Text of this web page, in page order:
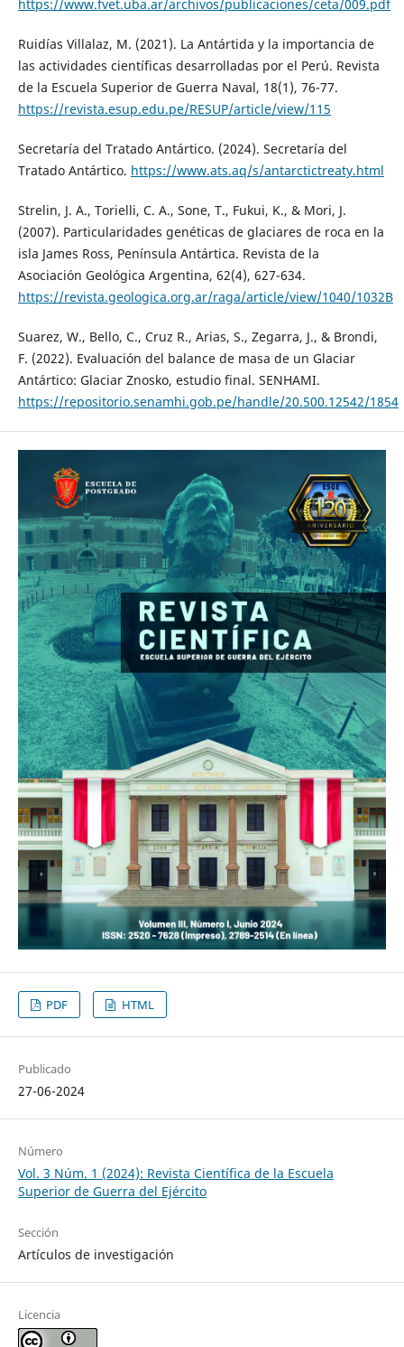
https://www.fvet.uba.ar/archivos/publicaciones/ceta/009.pdf
Ruidías Villalaz, M. (2021). La Antártida y la importancia de
las actividades científicas desarrolladas por el Perú. Revista
de la Escuela Superior de Guerra Naval, 18(1), 76-77.
https://revista.esup.edu.pe/RESUP/article/view/115
Secretaría del Tratado Antártico. (2024). Secretaría del
Tratado Antártico. https://www.ats.aq/s/antarctictreaty.html
Strelin, J. A., Torielli, C. A., Sone, T., Fukui, K., & Mori, J.
(2007). Particularidades genéticas de glaciares de roca en la
isla James Ross, Península Antártica. Revista de la
Asociación Geológica Argentina, 62(4), 627-634.
https://revista.geologica.org.ar/raga/article/view/1040/1032B
Suarez, W., Bello, C., Cruz R., Arias, S., Zegarra, J., & Brondi,
F. (2022). Evaluación del balance de masa de un Glaciar
Antártico: Glaciar Znosko, estudio final. SENHAMI.
https://repositorio.senamhi.gob.pe/handle/20.500.12542/1854
PDF HTML
Publicado
27-06-2024
Número
Vol. 3 Núm. 1 (2024): Revista Científica de la Escuela
Superior de Guerra del Ejército
Sección
Artículos de investigación
Licencia